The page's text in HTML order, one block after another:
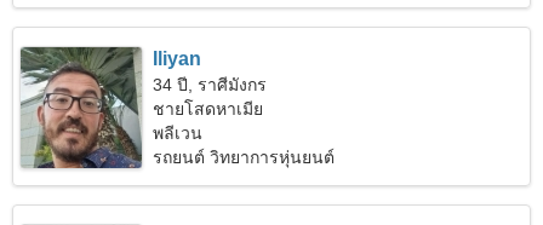
Iliyan
34 ปี, ราศีมังกร
ชายโสดหาเมีย
พลีเวน
รถยนต์ วิทยาการหุ่นยนต์